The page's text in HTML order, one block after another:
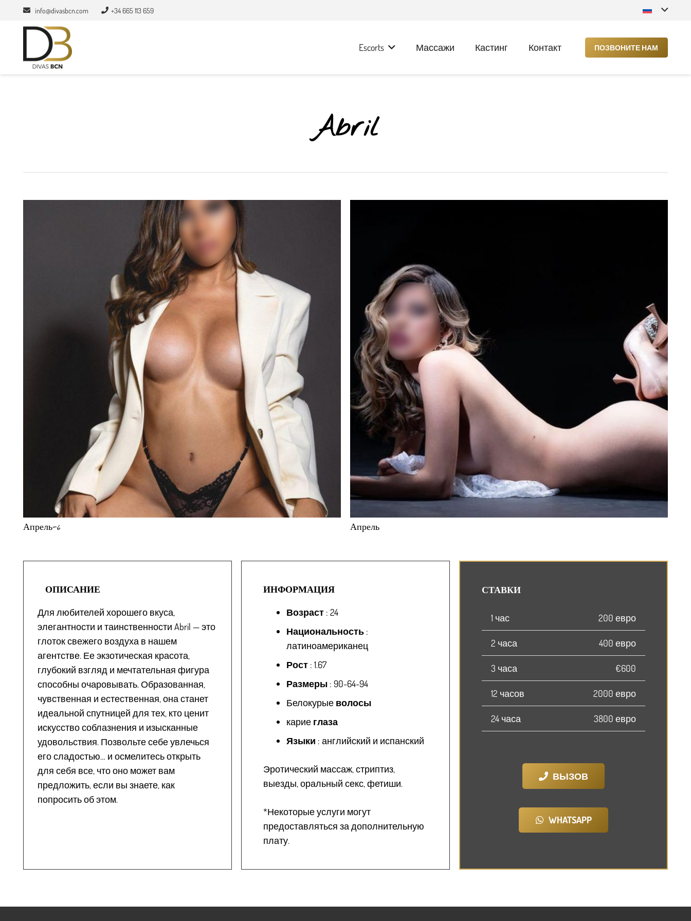
info@divasbcn.com +34 665 113 659
Escorts Массажи Кастинг Контакт ПОЗВОНИТЕ НАМ
Abril
Апрель-6 Апрель
ОПИСАНИЕ
Для любителей хорошего вкуса,
элегантности и таинственности Abril — это
глоток свежего воздуха в нашем
агентстве. Ее экзотическая красота,
глубокий взгляд и мечтательная фигура
способны очаровывать. Образованная,
чувственная и естественная, она станет
идеальной спутницей для тех, кто ценит
искусство соблазнения и изысканные
удовольствия. Позвольте себе увлечься
его сладостью… и осмелитесь открыть
для себя все, что оно может вам
предложить, если вы знаете, как
попросить об этом.
ИНФОРМАЦИЯ
Возраст : 24
Национальность :
латиноамериканец
Рост : 1.67
Размеры : 90-64-94
Белокурые волосы
карие глаза
Языки : английский и испанский
Эротический массаж, стриптиз,
выезды, оральный секс, фетиши.
*Некоторые услуги могут
предоставляться за дополнительную
плату.
СТАВКИ
1 час 200 евро
2 часа 400 евро
3 часа €600
12 часов 2000 евро
24 часа 3800 евро
ВЫЗОВ
WHATSAPP